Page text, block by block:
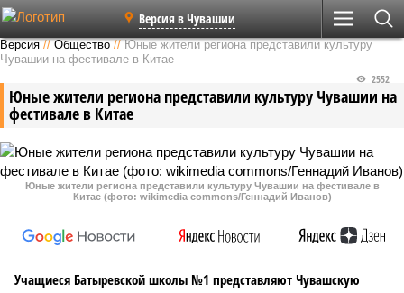
Версия в Чувашии
Версия //Общество //Юные жители региона представили культуру
Чувашии на фестивале в Китае
Юные жители региона представили культуру Чувашии на
фестивале в Китае
2552
Юные жители региона представили культуру Чувашии на фестивале в
Китае (фото: wikimedia commons/Геннадий Иванов)
Учащиеся Батыревской школы №1 представляют Чувашскую